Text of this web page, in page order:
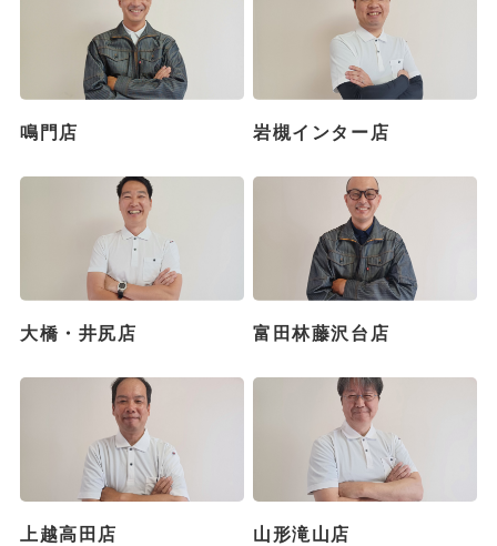
鳴門店 岩槻インター店
大橋・井尻店 富田林藤沢台店
上越高田店 山形滝山店